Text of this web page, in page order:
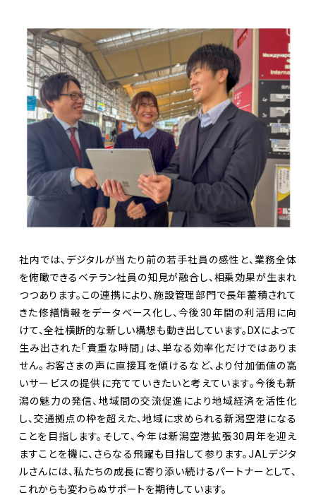
社内では、デジタルが当たり前の若手社員の感性と、業務全体
を俯瞰できるベテラン社員の知見が融合し、相乗効果が生まれ
つつあります。この連携により、施設管理部門で長年蓄積されて
きた修繕情報をデータベース化し、今後30年間の利活用に向
けて、全社横断的な新しい構想も動き出しています。DXによって
生み出された「貴重な時間」は、単なる効率化だけではありま
せん。お客さまの声に直接耳を傾けるなど、より付加価値の高
いサービスの提供に充てていきたいと考えています。今後も新
潟の魅力の発信、地域間の交流促進により地域経済を活性化
し、交通拠点の枠を超えた、地域に求められる新潟空港になる
ことを目指します。そして、今年は新潟空港拡張30周年を迎え
ますことを機に、さらなる飛躍も目指して参ります。JALデジタ
ルさんには、私たちの成長に寄り添い続けるパートナーとして、
これからも変わらぬサポートを期待しています。